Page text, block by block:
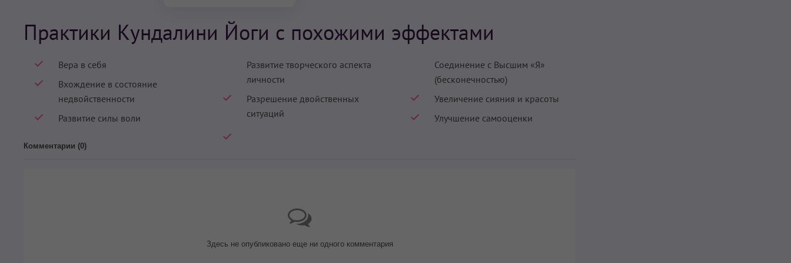
Практики Кундалини Йоги с похожими эффектами
Вера в себя
Вхождение в состояние
недвойственности
Развитие силы воли
Развитие творческого аспекта
личности
Разрешение двойственных
ситуаций
Соединение с Высшим «Я»
(бесконечностью)
Увеличение сияния и красоты
Улучшение самооценки
Комментарии (0)
Здесь не опубликовано еще ни одного комментария